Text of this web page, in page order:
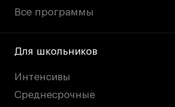
Все программы
Для школьников
Интенсивы
Среднесрочные